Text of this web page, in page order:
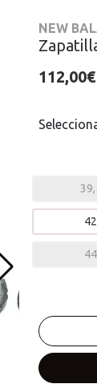
NEW
112,00€
42
44